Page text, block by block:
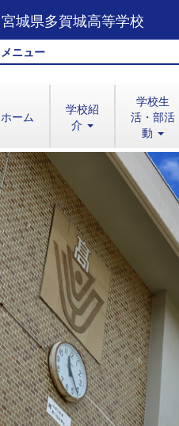
宮城県多賀城高等学校
メニュー
ホーム
学校紹
介
学校生
活・部活
動